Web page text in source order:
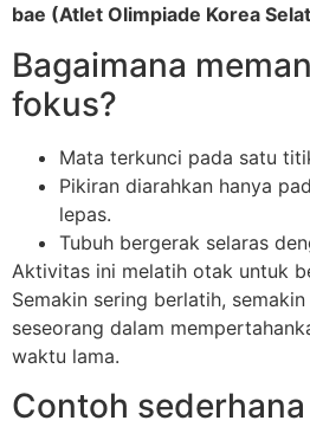
bae (Atlet Olimpiade Korea
Bagaimana
fokus?
Mata terkunci pada satu
Pikiran diarahkan hanya
lepas.
Tubuh bergerak selaras
Aktivitas ini melatih otak untuk
Semakin sering berlatih,
seseorang dalam
waktu lama.
Contoh sederhana